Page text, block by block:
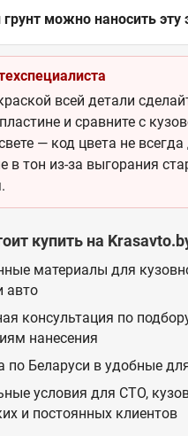
грунт можно наносить эту
всей детали
и сравните с
— код цвета не всегда
в тон из-за выгорания
купить на
материалы для
авто
консультация по
нанесения
по Беларуси в удобные
условия для СТО,
и постоянных клиентов